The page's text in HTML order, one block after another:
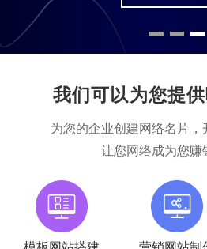
我们可以为您提
为您的企业创建网络名片，
让您网络成为您赚